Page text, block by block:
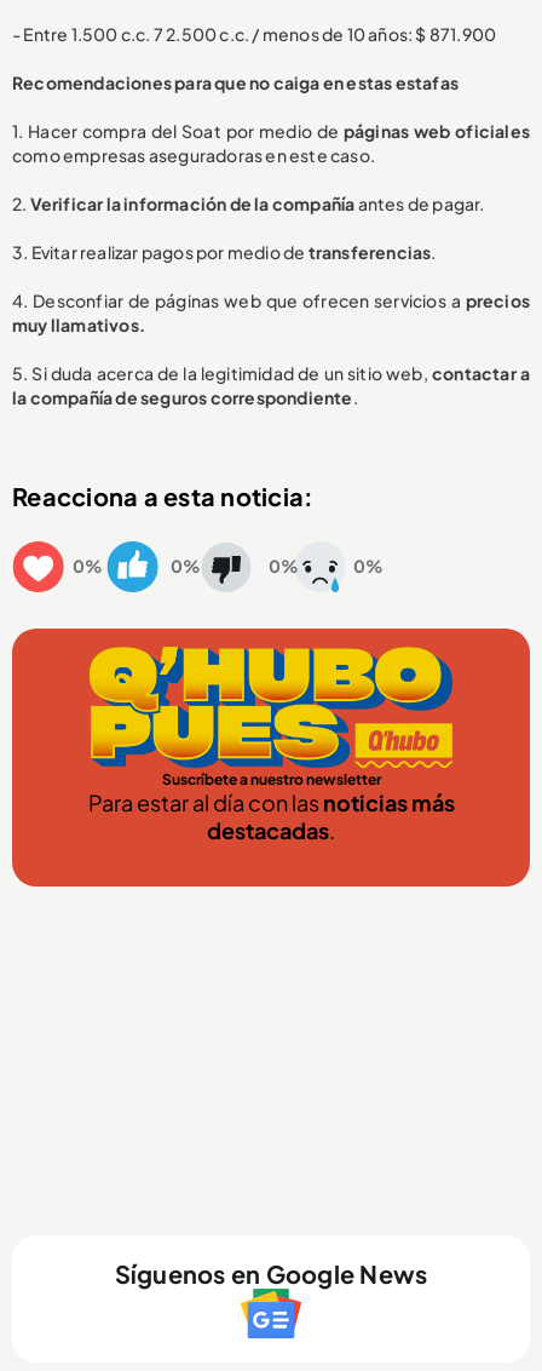
- Entre 1.500 c.c. 7 2.500 c.c. / menos de 10 años: $ 871.900
Recomendaciones para que no caiga en estas estafas
1. Hacer compra del Soat por medio de páginas web oficiales
como empresas aseguradoras en este caso.
2. Verificar la información de la compañíaantes de pagar.
3. Evitar realizar pagos por medio de transferencias.
4. Desconfiar de páginas web que ofrecen servicios a precios
muy llamativos.
5. Si duda acerca de la legitimidad de un sitio web, contactar a
la compañía de seguros correspondiente.
Reacciona a esta noticia:
0% 0% 0% 0%
Suscríbete a nuestro newsletter
Para estar al día con lasnoticias más
destacadas.
Síguenos en Google News